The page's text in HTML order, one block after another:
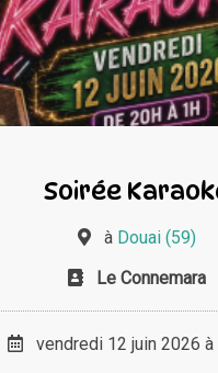
Soirée
à Douai (59)
Le Connemara
vendredi 12 juin 2026 à